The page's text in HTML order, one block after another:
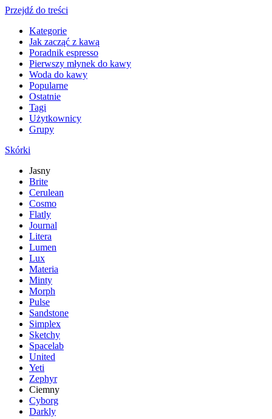
Przejdź do treści
Kategorie
Jak zacząć z kawą
Poradnik espresso
Pierwszy młynek do kawy
Woda do kawy
Popularne
Ostatnie
Tagi
Użytkownicy
Grupy
Skórki
Jasny
Brite
Cerulean
Cosmo
Flatly
Journal
Litera
Lumen
Lux
Materia
Minty
Morph
Pulse
Sandstone
Simplex
Sketchy
Spacelab
United
Yeti
Zephyr
Ciemny
Cyborg
Darkly